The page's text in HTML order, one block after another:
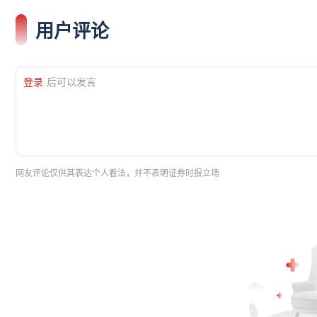
用户评论
登录 后可以发言
网友评论仅供其表达个人看法，并不表明证券时报立场